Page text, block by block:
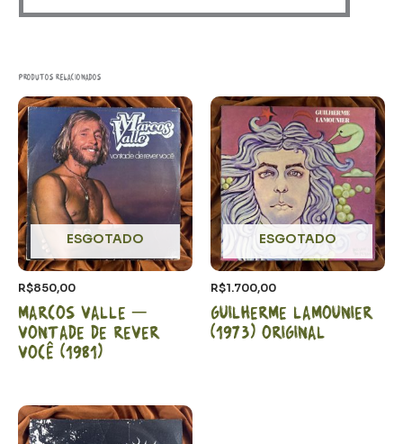
Produtos relacionados
ESGOTADO
R$850,00
Marcos Valle –
Vontade de rever
você (1981)
ESGOTADO
R$1.700,00
Guilherme Lamounier
(1973) Original